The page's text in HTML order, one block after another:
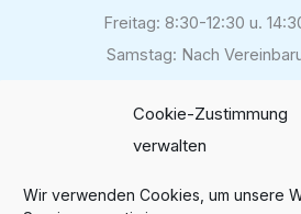
Cookie-Zustimmung
verwalten
Wir verwenden Cookies, um unsere
Freitag: 8:30-12:30 u.
Samstag: Nach